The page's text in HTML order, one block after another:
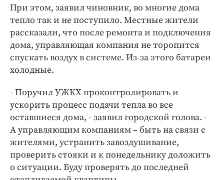
При этом, заявил чиновник, во многие дома
тепло так и не поступило. Местные жители
рассказали, что после ремонта и подключения
дома, управляющая компания не торопится
спускать воздух в системе. Из-за этого батареи
холодные.
- Поручил УЖКХ проконтролировать и
ускорить процесс подачи тепла во все
оставшиеся дома, - заявил городской голова. -
А управляющим компаниям – быть на связи с
жителями, устранить завоздушивание,
проверить стояки и к понедельнику доложить
о ситуации. Буду проверять до последней